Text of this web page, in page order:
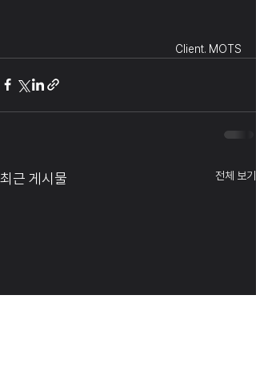
Client. MOTS
최근 게시물 전체 보기